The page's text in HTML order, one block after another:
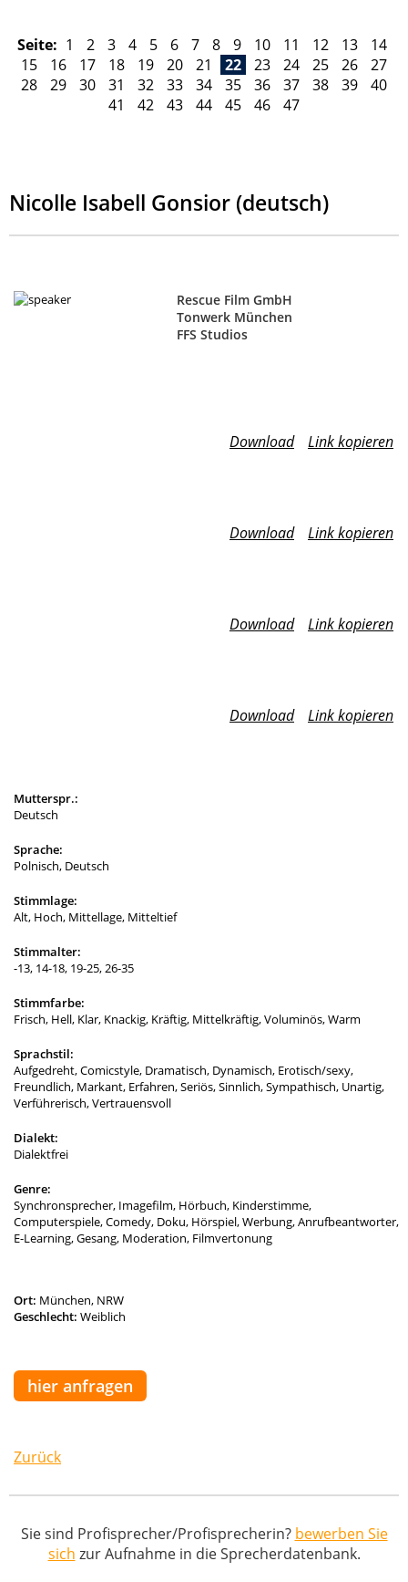
Seite: 1 2 3 4 5 6 7 8 9 10 11 12 13
14
15
16 17 18 19 20 21 22 23 24 25 26
27
28
29 30 31 32 33 34 35 36 37 38 39
40
41
42 43 44 45 46 47
Nicolle Isabell Gonsior (deutsch)
Rescue Film GmbH
Tonwerk München
FFS Studios
Ort: München, NRW
Geschlecht: Weiblich
hier anfragen
Zurück
Mutterspr.:
Deutsch
Sprache:
Polnisch, Deutsch
Stimmlage:
Alt, Hoch, Mittellage, Mitteltief
Stimmalter:
-13, 14-18, 19-25, 26-35
Stimmfarbe:
Frisch, Hell, Klar, Knackig, Kräftig, Mittelkräftig, Voluminös, Warm
Sprachstil:
Aufgedreht, Comicstyle, Dramatisch, Dynamisch, Erotisch/sexy,
Freundlich, Markant, Erfahren, Seriös, Sinnlich, Sympathisch, Unartig,
Verführerisch, Vertrauensvoll
Dialekt:
Dialektfrei
Genre:
Synchronsprecher, Imagefilm, Hörbuch, Kinderstimme,
Computerspiele, Comedy, Doku, Hörspiel, Werbung, Anrufbeantworter,
E-Learning, Gesang, Moderation, Filmvertonung
Download Link kopieren
Download Link kopieren
Download Link kopieren
Download Link kopieren
Sie sind Profisprecher/Profisprecherin? bewerben Sie
sich zur Aufnahme in die Sprecherdatenbank.